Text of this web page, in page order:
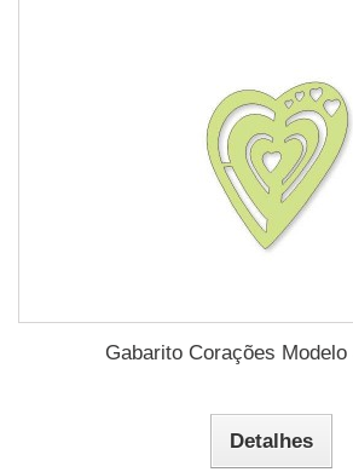
Gabarito Corações Modelo
Detalhes